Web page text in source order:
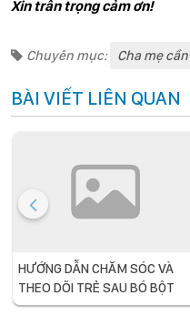
Xin trân trọng cảm ơn!
Chuyên mục: Cha mẹ
BÀI VIẾT LIÊN QUAN
HƯỚNG DẪN CHĂM SÓC VÀ
THEO DÕI TRẺ SAU BÓ BỘT